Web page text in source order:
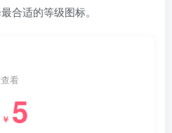
合适的等级图标。
看
￥ 5